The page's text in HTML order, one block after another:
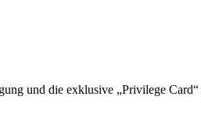
und die exklusive „Privilege